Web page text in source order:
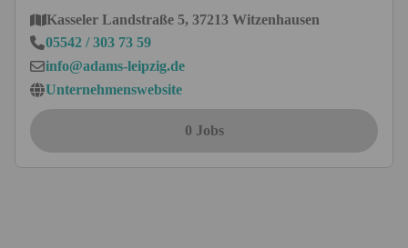
Kasseler Landstraße 5, 37213 Witzenhausen
05542 / 303 73 59
info@adams-leipzig.de
Unternehmenswebsite
0 Jobs